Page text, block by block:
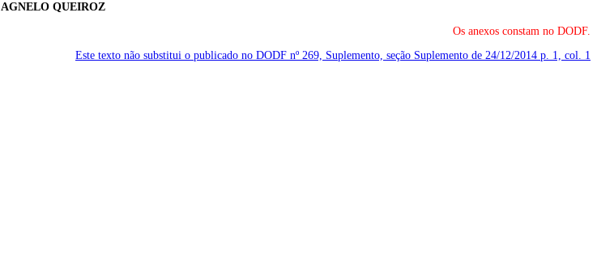
AGNELO QUEIROZ
Os anexos constam no DODF.
Este texto não substitui o publicado no DODF nº 269, Suplemento, seção Suplemento de 24/12/2014 p. 1, col. 1